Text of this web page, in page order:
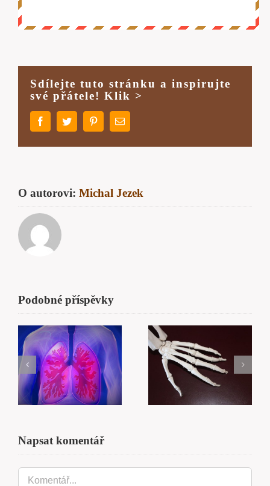
Sdílejte tuto stránku a inspirujte
své přátele! Klik >
FacebookTwitter PinterestE-
mail
O autorovi: Michal Jezek
Podobné příspěvky
Artróza
a Artritida
aneb když už
tělo dalo
poslední
varovné
Saunování
ku zdraví
Napsat komentář
Komentář